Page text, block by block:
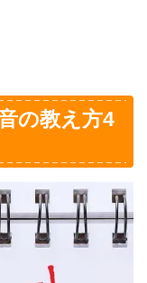
の教え方4